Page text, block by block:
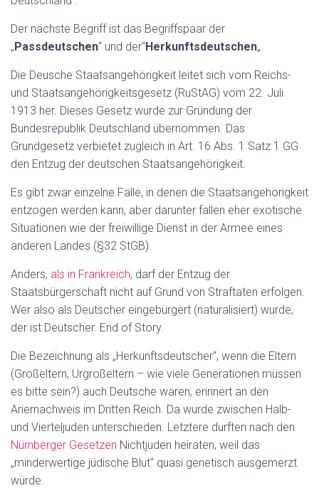
Der nächste Begriff ist das Begriffspaar der
„Passdeutschen“ und der“Herkunftsdeutschen„.
Die Deusche Staatsangehörigkeit leitet sich vom Reichs-
und Staatsangehörigkeitsgesetz (RuStAG) vom 22. Juli
1913 her. Dieses Gesetz wurde zur Gründung der
Bundesrepublik Deutschland übernommen. Das
Grundgesetz verbietet zugleich in Art. 16 Abs. 1 Satz 1 GG
den Entzug der deutschen Staatsangehörigkeit.
Es gibt zwar einzelne Fälle, in denen die Staatsangehörigkeit
entzogen werden kann, aber darunter fallen eher exotische
Situationen wie der freiwillige Dienst in der Armee eines
anderen Landes (§32 StGB).
Anders, als in Frankreich, darf der Entzug der
Staatsbürgerschaft nicht auf Grund von Straftaten erfolgen.
Wer also als Deutscher eingebürgert (naturalisiert) wurde,
der ist Deutscher. End of Story.
Die Bezeichnung als „Herkunftsdeutscher“, wenn die Eltern
(Großeltern, Urgroßeltern – wie viele Generationen müssen
es bitte sein?) auch Deutsche waren, erinnert an den
Ariernachweis im Dritten Reich. Da wurde zwischen Halb-
und Vierteljuden unterschieden. Letztere durften nach den
Nürnberger Gesetzen Nichtjuden heiraten, weil das
„minderwertige jüdische Blut“ quasi genetisch ausgemerzt
würde.